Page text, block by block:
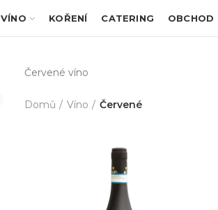
VÍNO KOŘENÍ CATERING OBCHOD
Červené víno
Domů Víno Červené